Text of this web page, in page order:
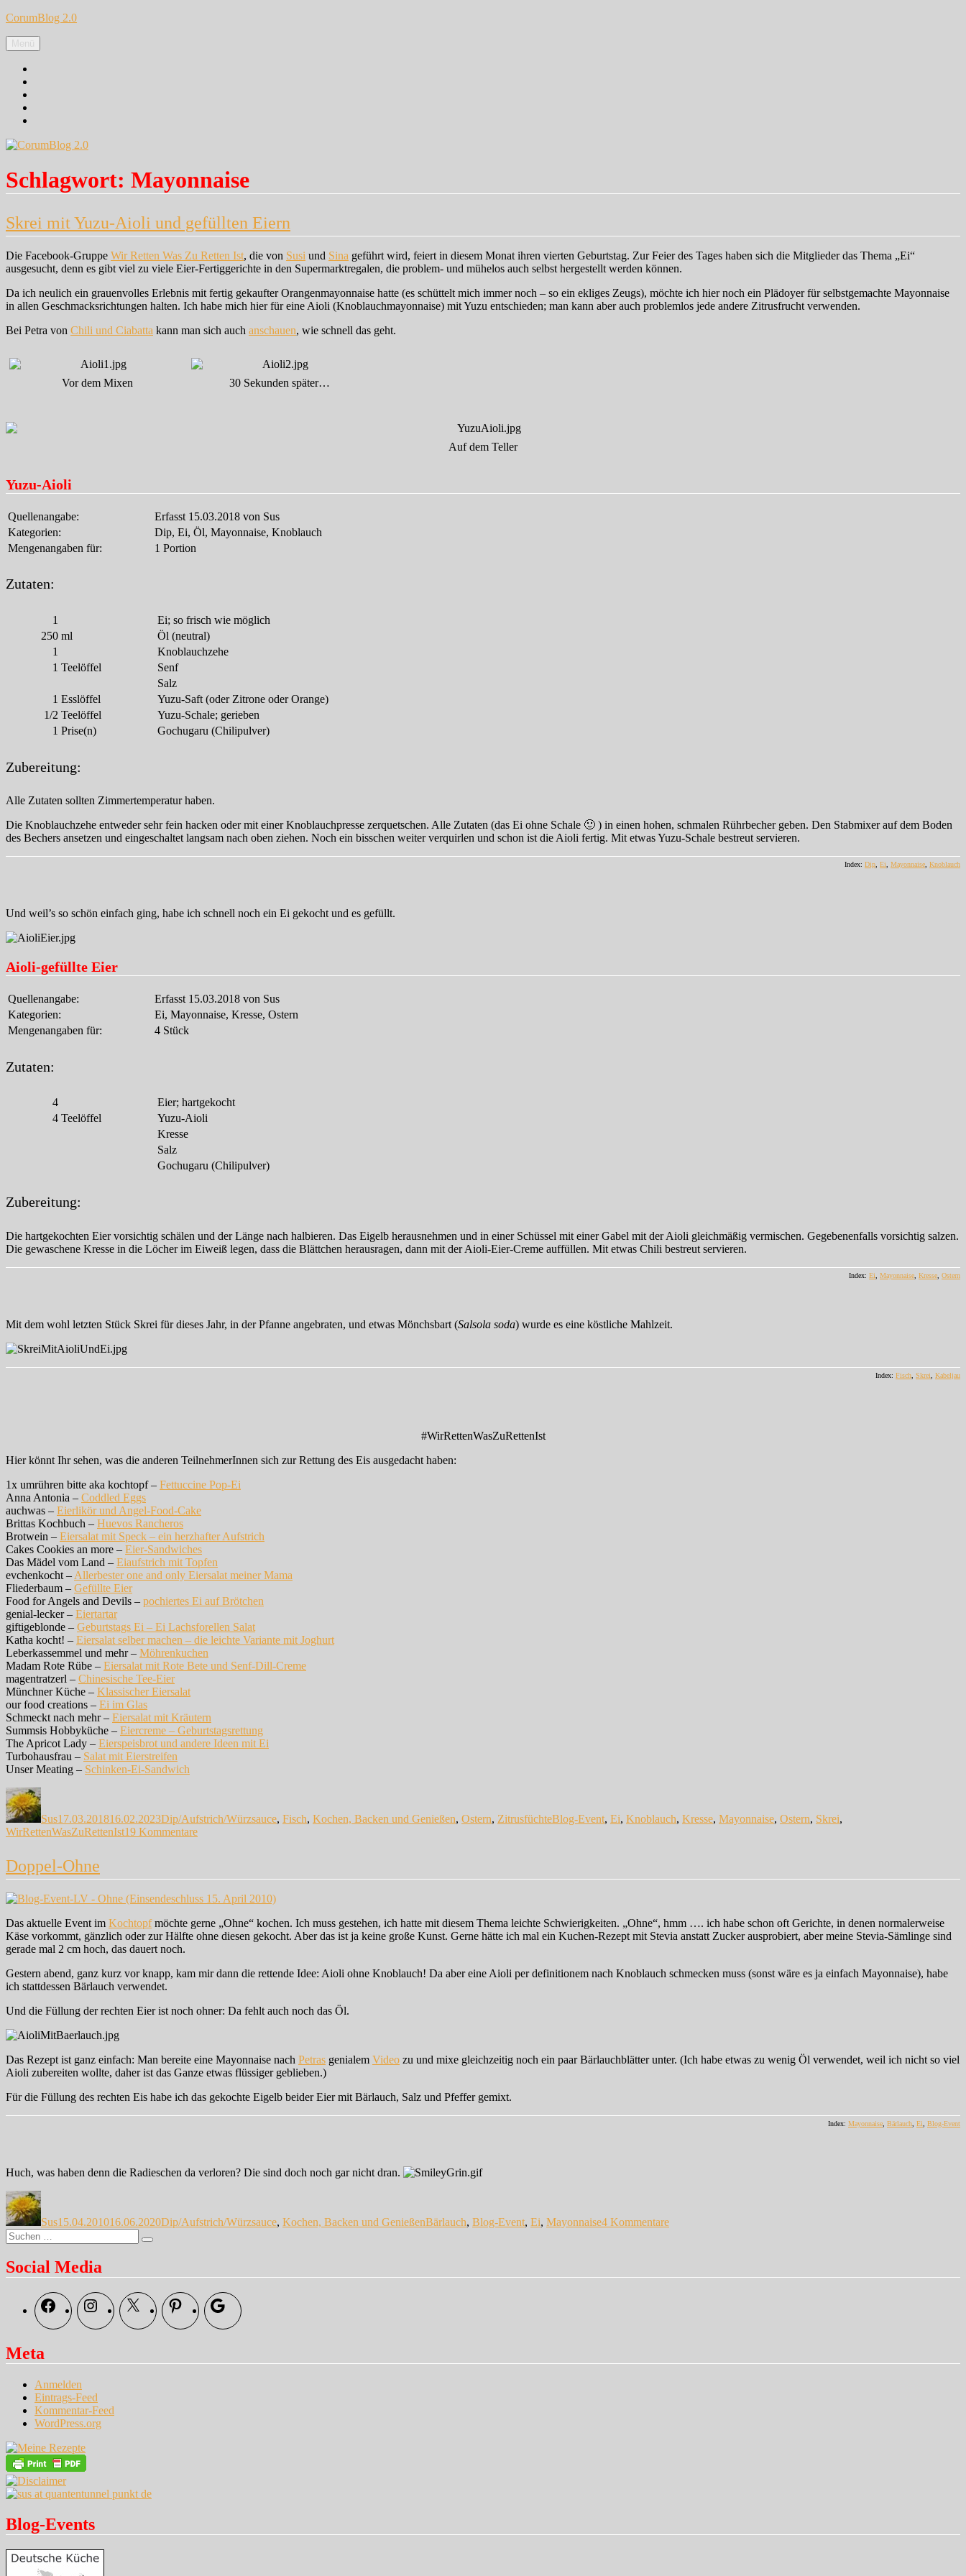
Zum
springen
CorumBlog 2.0
Menü
Schlagwort: Mayonnaise
Skrei mit Yuzu-Aioli und gefüllten Eiern
Die Facebook-Gruppe Wir Retten Was Zu Retten Ist, die von Susi und Sina geführt wird, feiert in diesem Monat ihren vierten Geburtstag. Zur Feier des Tages haben sich die Mitglieder das Thema „Ei“
ausgesucht, denn es gibt viel zu viele Eier-Fertiggerichte in den Supermarktregalen, die problem- und mühelos auch selbst hergestellt werden können.
Da ich neulich ein grauenvolles Erlebnis mit fertig gekaufter Orangenmayonnaise hatte (es schüttelt mich immer noch – so ein ekliges Zeugs), möchte ich hier noch ein Plädoyer für selbstgemachte Mayonnaise
in allen Geschmacksrichtungen halten. Ich habe mich hier für eine Aioli (Knoblauchmayonnaise) mit Yuzu entschieden; man kann aber auch problemlos jede andere Zitrusfrucht verwenden.
Bei Petra von Chili und Ciabatta kann man sich auch anschauen, wie schnell das geht.
Vor dem Mixen 30 Sekunden später…
Auf dem Teller
Yuzu-Aioli
Quellenangabe:
Erfasst 15.03.2018 von Sus
Kategorien:
Dip, Ei, Öl, Mayonnaise, Knoblauch
Mengenangaben für:
1 Portion
Zutaten:
1
Ei; so frisch wie möglich
250 ml
Öl (neutral)
1
Knoblauchzehe
1 Teelöffel
Senf
Salz
1 Esslöffel
Yuzu-Saft (oder Zitrone oder Orange)
1/2 Teelöffel
Yuzu-Schale; gerieben
1 Prise(n) Gochugaru (Chilipulver)
Zubereitung:
Alle Zutaten sollten Zimmertemperatur haben.
Die Knoblauchzehe entweder sehr fein hacken oder mit einer Knoblauchpresse zerquetschen. Alle Zutaten (das Ei ohne Schale 🙂 ) in einen hohen, schmalen Rührbecher geben. Den Stabmixer auf dem Boden
des Bechers ansetzen und eingeschaltet langsam nach oben ziehen. Noch ein bisschen weiter verquirlen und schon ist die Aioli fertig. Mit etwas Yuzu-Schale bestreut servieren.
Index: Dip, Ei, Mayonnaise, Knoblauch
Und weil’s so schön einfach ging, habe ich schnell noch ein Ei gekocht und es gefüllt.
Aioli-gefüllte Eier
Quellenangabe:
Erfasst 15.03.2018 von Sus
Kategorien:
Ei, Mayonnaise, Kresse, Ostern
Mengenangaben für:
4 Stück
Zutaten:
4
Eier; hartgekocht
4 Teelöffel
Yuzu-Aioli
Kresse
Salz
Gochugaru (Chilipulver)
Zubereitung:
Die hartgekochten Eier vorsichtig schälen und der Länge nach halbieren. Das Eigelb herausnehmen und in einer Schüssel mit einer Gabel mit der Aioli gleichmäßig vermischen. Gegebenenfalls vorsichtig salzen.
Die gewaschene Kresse in die Löcher im Eiweiß legen, dass die Blättchen herausragen, dann mit der Aioli-Eier-Creme auffüllen. Mit etwas Chili bestreut servieren.
Index: Ei Mayonnaise Kresse Ostern
Mit dem wohl letzten Stück Skrei für dieses Jahr, in der Pfanne angebraten, und etwas Mönchsbart (Salsola soda) wurde es eine köstliche Mahlzeit.
Index: Fisch Skrei Kabeljau
#WirRettenWasZuRettenIst
Hier könnt Ihr sehen, was die anderen TeilnehmerInnen sich zur Rettung des Eis ausgedacht haben:
1x umrühren bitte aka kochtopf – Fettuccine Pop-Ei
Anna Antonia – Coddled Eggs
auchwas – Eierlikör und Angel-Food-Cake
Brittas Kochbuch – Huevos Rancheros
Brotwein – Eiersalat mit Speck – ein herzhafter Aufstrich
Cakes Cookies an more – Eier-Sandwiches
Das Mädel vom Land – Eiaufstrich mit Topfen
evchenkocht – Allerbester one and only Eiersalat meiner Mama
Fliederbaum – Gefüllte Eier
Food for Angels and Devils – pochiertes Ei auf Brötchen
genial-lecker – Eiertartar
giftigeblonde – Geburtstags Ei – Ei Lachsforellen Salat
Katha kocht! – Eiersalat selber machen – die leichte Variante mit Joghurt
Leberkassemmel und mehr – Möhrenkuchen
Madam Rote Rübe – Eiersalat mit Rote Bete und Senf-Dill-Creme
magentratzerl – Chinesische Tee-Eier
Münchner Küche – Klassischer Eiersalat
our food creations – Ei im Glas
Schmeckt nach mehr – Eiersalat mit Kräutern
Summsis Hobbyküche – Eiercreme – Geburtstagsrettung
The Apricot Lady – Eierspeisbrot und andere Ideen mit Ei
Turbohausfrau – Salat mit Eierstreifen
Unser Meating – Schinken-Ei-Sandwich
Autor
Sus17.03.201816.02.2023Dip/Aufstrich/Würzsauce, Fisch, Kochen, Backen und Genießen, Ostern, ZitrusfüchteBlog-Event, Ei, Knoblauch, Kresse, Mayonnaise, Ostern, Skrei,
WirRettenWasZuRettenIst19 Kommentarezu
Aioli
und
gefüllten
Eiern
Doppel-Ohne
Das aktuelle Event im Kochtopfmöchte gerne „Ohne“ kochen. Ich muss gestehen, ich hatte mit diesem Thema leichte Schwierigkeiten. „Ohne“, hmm …. ich habe schon oft Gerichte, in denen normalerweise
Käse vorkommt, gänzlich oder zur Hälfte ohne diesen gekocht. Aber das ist ja keine große Kunst. Gerne hätte ich mal ein Kuchen-Rezept mit Stevia anstatt Zucker ausprobiert, aber meine Stevia-Sämlinge sind
gerade mal 2 cm hoch, das dauert noch.
Gestern abend, ganz kurz vor knapp, kam mir dann die rettende Idee: Aioli ohne Knoblauch! Da aber eine Aioli per definitionem nach Knoblauch schmecken muss (sonst wäre es ja einfach Mayonnaise), habe
ich stattdessen Bärlauch verwendet.
Und die Füllung der rechten Eier ist noch ohner: Da fehlt auch noch das Öl.
Das Rezept ist ganz einfach: Man bereite eine Mayonnaise nach Petras genialem Video zu und mixe gleichzeitig noch ein paar Bärlauchblätter unter. (Ich habe etwas zu wenig Öl verwendet, weil ich nicht so viel
Aioli zubereiten wollte, daher ist das Ganze etwas flüssiger geblieben.)
Für die Füllung des rechten Eis habe ich das gekochte Eigelb beider Eier mit Bärlauch, Salz und Pfeffer gemixt.
Index: Mayonnaise Bärlauch Ei Blog-Event
Huch, was haben denn die Radieschen da verloren? Die sind doch noch gar nicht dran.
Autor
Sus15.04.201016.06.2020Dip/Aufstrich/Würzsauce, Kochen, Backen und GenießenBärlauch, Blog-Event, Ei, Mayonnaise4 KommentareOhne
Suche
nach:
Suchen
Social Media
FacebookInstagramX Pinterest Google
Meta
Anmelden
Eintrags-Feed
Kommentar-Feed
WordPress.org
Blog-Events